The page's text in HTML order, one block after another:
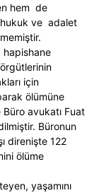
hem de
hukuk ve adalet
hapishane
için
ölümüne
avukatı Fuat
Büronun
direnişte 122
ölüme
yaşamını